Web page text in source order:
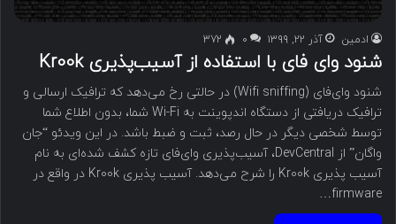
ادمین آذر ۲۲, ۱۳۹۹ ۰ 372
شنود وای فای با استفاده از آسیب‌پذیری Kr00k
شنود وای‌فای (Wifi sniffing) در حالتی رخ می‌دهد که ترافیک ارسالی و
ترافیک دریافتی از دستگاه اندپوینت به Wi-Fi شما، بدون اطلاع شما
توسط شخصی دیگر در حال رصد، ثبت و ضبط باشد. در این ویدئو “جان
واگان” از DevCentral، آسیب‌پذیری وای‌فای تازه کشف شده‌ای به نام
آسیب پذیری Kr00k را شرح می‌دهد. آسیب‌ پذیری Kr00k در واقع در
firmware…